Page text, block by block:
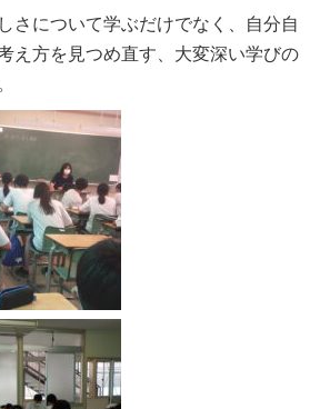
さについて学ぶだけでなく、自分自
え方を見つめ直す、大変深い学びの